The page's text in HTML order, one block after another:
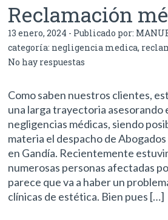
Reclamación
13 enero, 2024 - Publicado por:
categoría: negligencia medica,
No hay respuestas
Como saben nuestros clientes,
una larga trayectoria asesorando
negligencias médicas, siendo
materia el despacho de
en Gandía. Recientemente
numerosas personas afectadas
parece que va a haber un
clínicas de estética. Bien pues […]